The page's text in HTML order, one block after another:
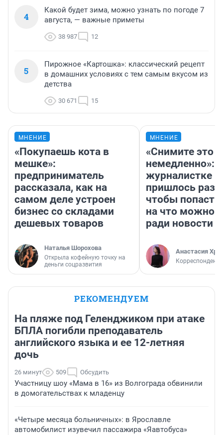
4
Какой будет зима, можно узнать по погоде 7
августа, — важные приметы
38 987 12
5
Пирожное «Картошка»: классический рецепт
в домашних условиях с тем самым вкусом из
детства
30 671 15
МНЕНИЕ
«Покупаешь кота в
мешке»:
предприниматель
рассказала, как на
самом деле устроен
бизнес со складами
дешевых товаров
Наталья Шорохова
Открыла кофейную точку на
деньги соцразвития
МНЕНИЕ
«Снимите это
немедленно»:
журналистке
пришлось
чтобы попасть
на что можно
ради новости
Анастасия
Корреспондент
РЕКОМЕНДУЕМ
На пляже под Геленджиком при атаке
БПЛА погибли преподаватель
английского языка и ее 12-летняя
дочь
26 минут 509 Обсудить
Участницу шоу «Мама в 16» из Волгограда обвинили
в домогательствах к младенцу
«Четыре месяца больничных»: в Ярославле
автомобилист изувечил пассажира «Яавтобуса»